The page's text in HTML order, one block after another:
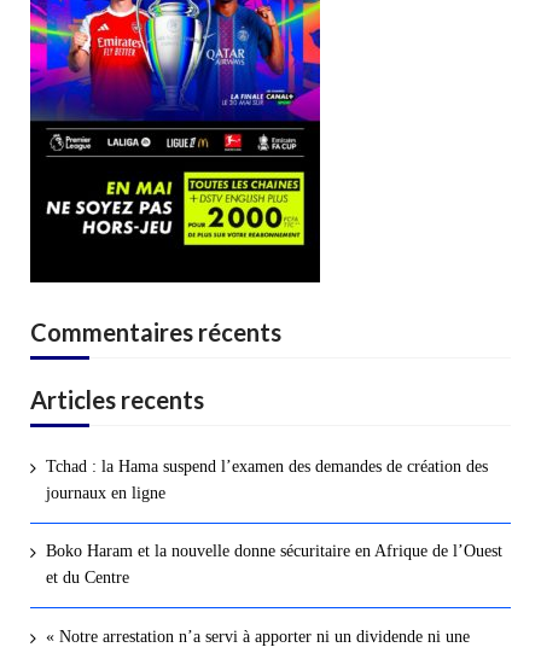
Commentaires récents
Articles recents
Tchad : la Hama suspend l’examen des demandes de création des
journaux en ligne
Boko Haram et la nouvelle donne sécuritaire en Afrique de l’Ouest
et du Centre
« Notre arrestation n’a servi à apporter ni un dividende ni une